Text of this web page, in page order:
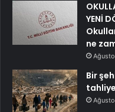
YENİ
ne
Bir